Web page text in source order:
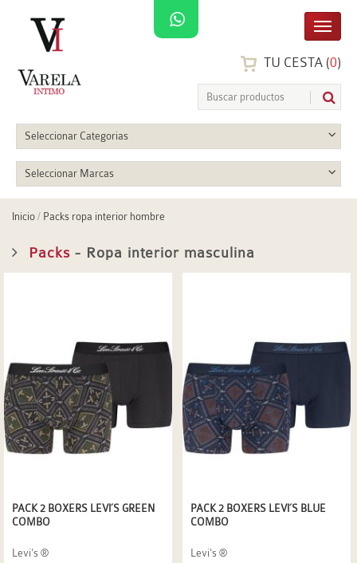
TU CESTA (0)
Seleccionar Categorias
Seleccionar Marcas
Inicio / Packs ropa interior hombre
Packs - Ropa interior masculina
PACK 2 BOXERS LEVI´S GREEN
COMBO
Levi's ®
PACK 2 BOXERS LEVI´S BLUE
COMBO
Levi's ®